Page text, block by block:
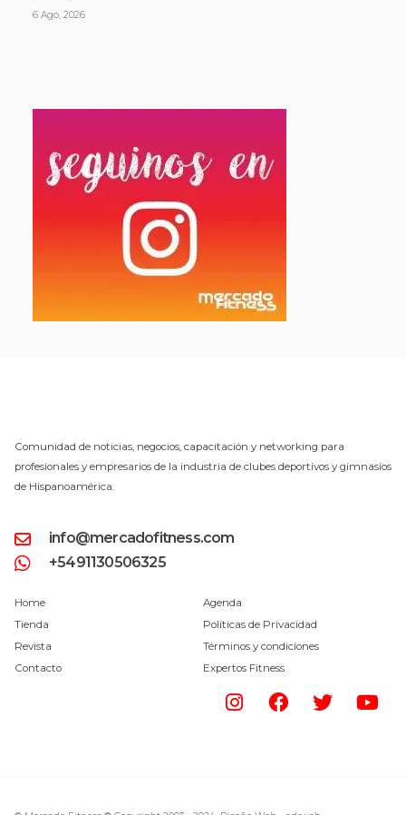
6 Ago, 2026
Comunidad de noticias, negocios, capacitación y networking para
profesionales y empresarios de la industria de clubes deportivos y gimnasios
de Hispanoamérica.
info@mercadofitness.com
+5491130506325
Home
Tienda
Revista
Contacto
Agenda
Políticas de Privacidad
Términos y condiciones
Expertos Fitness